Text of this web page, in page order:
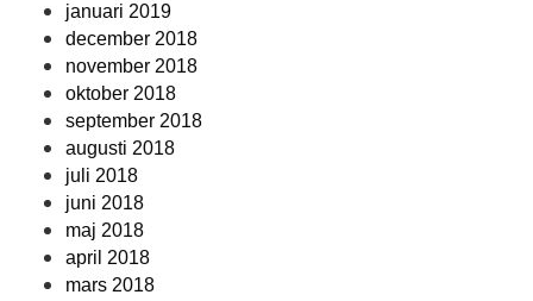
januari 2019
december 2018
november 2018
oktober 2018
september 2018
augusti 2018
juli 2018
juni 2018
maj 2018
april 2018
mars 2018